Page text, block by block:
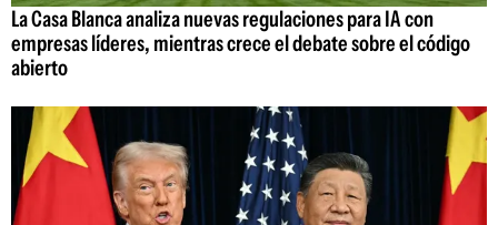
La Casa Blanca analiza nuevas regulaciones para IA con
empresas líderes, mientras crece el debate sobre el código
abierto